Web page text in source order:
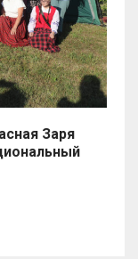
Заря